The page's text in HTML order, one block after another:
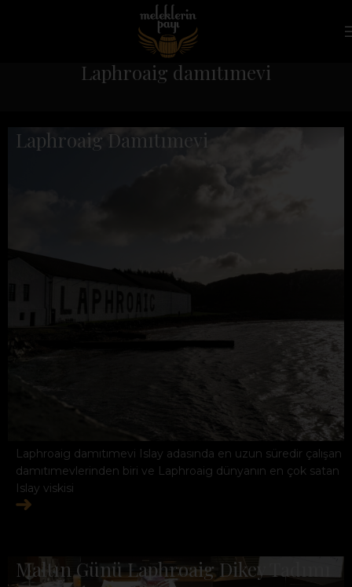
Laphroaig damıtımevi
Laphroaig Damıtımevi
Laphroaig damıtımevi Islay adasında en uzun süredir çalışan
damıtımevlerinden biri ve Laphroaig dünyanın en çok satan
Islay viskisi
Maltın Günü Laphroaig Dikey Tadımı